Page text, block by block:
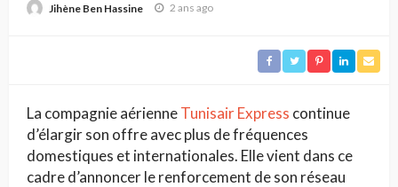
Jihène Ben Hassine 2 ans ago
La compagnie aérienneTunisair Express continue
d’élargir son offre avec plus de fréquences
domestiques et internationales. Elle vient dans ce
cadre d’annoncer le renforcement de son réseau